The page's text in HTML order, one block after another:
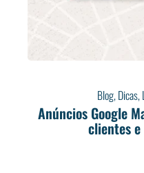
Blog,Dicas,
Anúncios Google
clientes